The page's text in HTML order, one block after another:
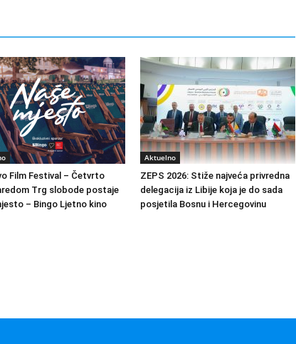
Film Festival – Četvrto
Trg slobode postaje
– Bingo Ljetno kino
Aktuelno
ZEPS 2026: Stiže najveća privredna
delegacija iz Libije koja je do sada
posjetila Bosnu i Hercegovinu